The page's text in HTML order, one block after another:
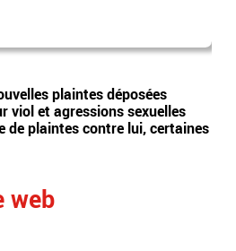
plaintes déposées
viol et agressions sexuelles
de plaintes contre lui, certaines
web